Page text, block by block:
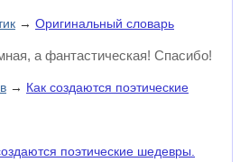
→ Оригинальный словарь
а фантастическая! Спасибо!
→ Как создаются поэтические
поэтические шедевры.